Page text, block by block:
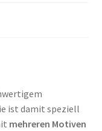
ist damit speziell
mehreren Motiven